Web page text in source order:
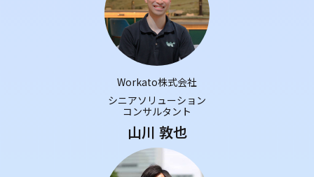
Workato株式会社
シニアソリューション
コンサルタント
山川 敦也